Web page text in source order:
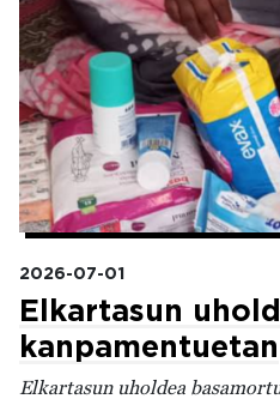
2026-07-01
Elkartasun
kanpamentuetan
Elkartasun uholdea